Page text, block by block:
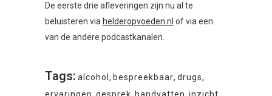
De eerste drie afleveringen zijn nu al te
beluisteren via helderopvoeden.nl of via een
van de andere podcastkanalen.
Tags: alcohol , bespreekbaar, drugs,